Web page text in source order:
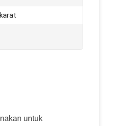
untuk